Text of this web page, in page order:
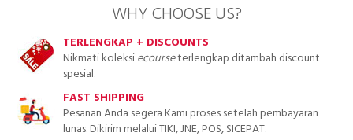
WHY CHOOSE US?
TERLENGKAP + DISCOUNTS
Nikmati koleksiecourseterlengkap ditambah discount
spesial.
FAST SHIPPING
Pesanan Anda segera Kami proses setelah pembayaran
lunas. Dikirim melalui TIKI, JNE, POS, SICEPAT.